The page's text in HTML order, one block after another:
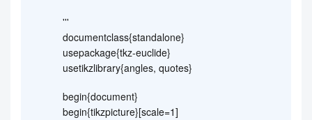
'''
documentclass{standalone}
usepackage{tkz-euclide}
usetikzlibrary{angles, quotes}
begin{document}
begin{tikzpicture}[scale=1]